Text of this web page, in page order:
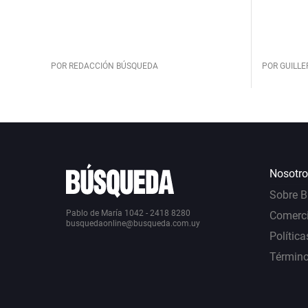
POR REDACCIÓN BÚSQUEDA POR
Pablo de María 1042 - 2418 8280
busquedaonline@busqueda.com.uy
Sobre